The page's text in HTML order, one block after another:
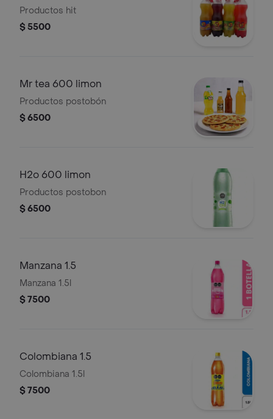
Productos hit
$ 5500
Mr tea 600 limon
Productos postobón
$ 6500
H2o 600 limon
Productos postobon
$ 6500
Manzana 1.5
Manzana 1.5l
$ 7500
Colombiana 1.5
Colombiana 1.5l
$ 7500